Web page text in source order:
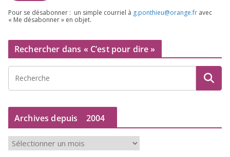
Pour se désa­bon­ner : un simple cour­riel à g.​ponthieu@​orange.​fr avec
« Me désa­bon­ner » en objet.
Rechercher dans « C’est pour dire »
Archives depuis 2004